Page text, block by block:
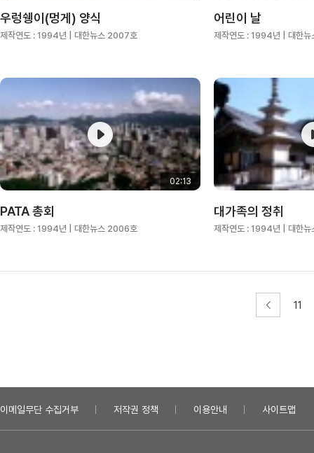
우렁쉥이(멍게) 양식
제작연도 : 1994년 | 대한뉴스 2007호
어린이 날
제작연도 : 1994년 | 대한
02:13
PATA 총회
제작연도 : 1994년 | 대한뉴스 2006호
대가족의 정취
제작연도 : 1994년 | 대한
11
이메일무단 수집거부 저작권 정책 이용안내 사이트맵